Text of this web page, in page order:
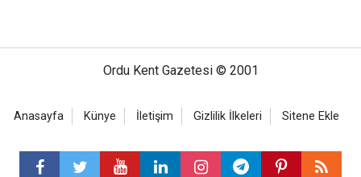
Ordu Kent Gazetesi © 2001
Anasayfa Künye İletişim Gizlilik İlkeleri Sitene Ekle